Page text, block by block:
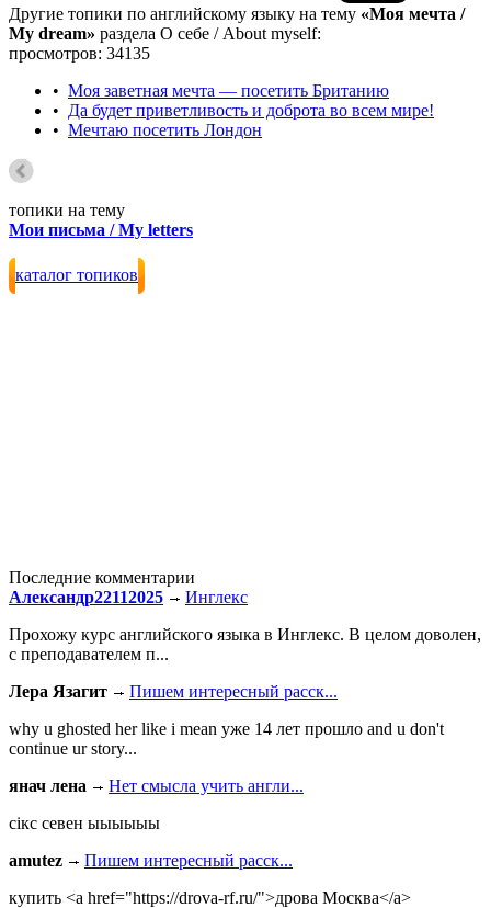
Другие топики по английскому языку на тему «Моя мечта /
My dream» раздела О себе / About myself:
просмотров: 34135
• Моя заветная мечта — посетить Британию
• Да будет приветливость и доброта во всем мире!
• Мечтаю посетить Лондон
топики на тему
Мои письма / My letters
каталог топиков
Последние комментарии
Александр22112025
Инглекс
Прохожу курс английского языка в Инглекс. В целом доволен,
с преподавателем п...
Лера Язагит
Пишем интересный расск...
why u ghosted her like i mean уже 14 лет прошло and u don't
continue ur story...
янач лена
Нет смысла учить англи...
сiкс севен ыыыыыы
amutez
Пишем интересный расск...
купить <a href="https://drova-rf.ru/">дрова Москва</a>